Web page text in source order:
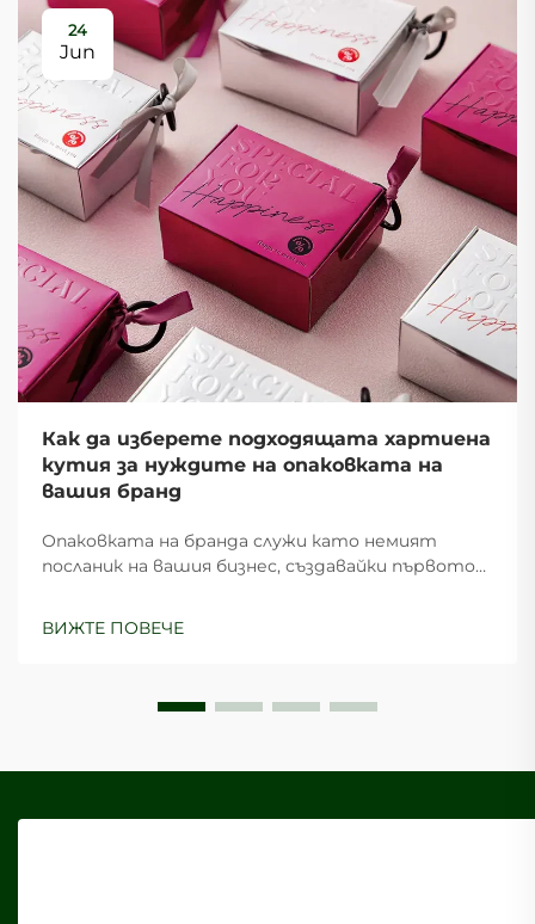
24
Jun
Как да изберете подходящата хартиена
кутия за нуждите на опаковката на
вашия бранд
Опаковката на бранда служи като немият
посланик на вашия бизнес, създавайки първото
покупко-решения. Изборът на подходяща
ВИЖТЕ ПОВЕЧЕ